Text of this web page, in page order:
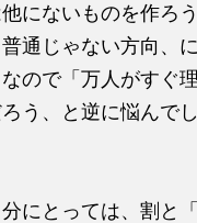
にないものを作ろ
通じゃない方向、
ので「万人がすぐ
う、と逆に悩んで
にとっては、割と